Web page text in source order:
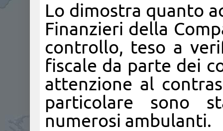
Lo dimostra quanto
Finanzieri della
controllo, teso a
fiscale da parte dei
attenzione al
particolare sono
numerosi ambulanti.